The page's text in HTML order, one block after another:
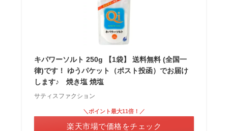
キパワーソルト 250g 【1袋】 送料無料 (全国一
律)です！ ゆうパケット（ポスト投函）でお届け
します♪ 焼き塩 焼塩
サティスファクション
＼ポイント最大11倍！／
楽天市場で価格をチェック